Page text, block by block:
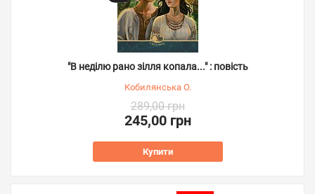
"В неділю рано зілля копала..." : повість
Кобилянська О.
289,00 грн
245,00 грн
Купити